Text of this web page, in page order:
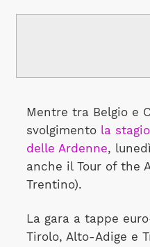
Mentre tra Belgio e
svolgimento la
delle Ardenne,
anche il Tour of the
Trentino).
La gara a tappe
Tirolo, Alto-Adige e